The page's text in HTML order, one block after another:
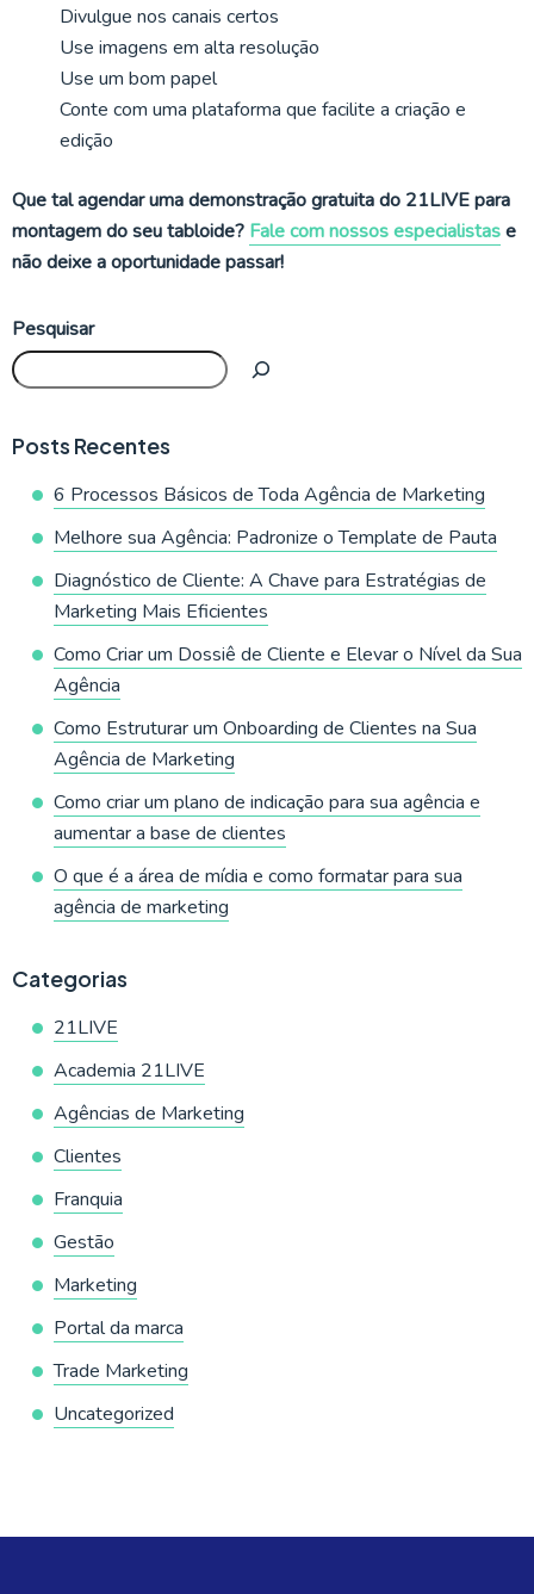
Divulgue nos canais certos
Use imagens em alta resolução
Use um bom papel
Conte com uma plataforma que facilite a criação e
edição
Que tal agendar uma demonstração gratuita do 21LIVE para
montagem do seu tabloide? Fale com nossos especialistase
não deixe a oportunidade passar!
Pesquisar
Posts Recentes
6 Processos Básicos de Toda Agência de Marketing
Melhore sua Agência: Padronize o Template de Pauta
Diagnóstico de Cliente: A Chave para Estratégias de
Marketing Mais Eficientes
Como Criar um Dossiê de Cliente e Elevar o Nível da Sua
Agência
Como Estruturar um Onboarding de Clientes na Sua
Agência de Marketing
Como criar um plano de indicação para sua agência e
aumentar a base de clientes
O que é a área de mídia e como formatar para sua
agência de marketing
Categorias
21LIVE
Academia 21LIVE
Agências de Marketing
Clientes
Franquia
Gestão
Marketing
Portal da marca
Trade Marketing
Uncategorized